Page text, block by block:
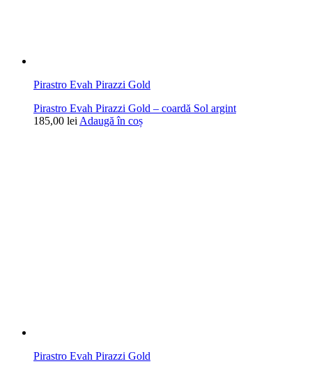
Pirastro Evah Pirazzi Gold
Pirastro Evah Pirazzi Gold – coardă Sol argint
185,00 lei Adaugă în coș
Pirastro Evah Pirazzi Gold